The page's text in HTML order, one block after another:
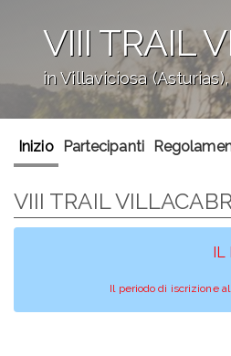
VIII TRAIL
in Villaviciosa
Inizio Partecipanti
VIII TRAIL
IL
Il periodo di iscrizione